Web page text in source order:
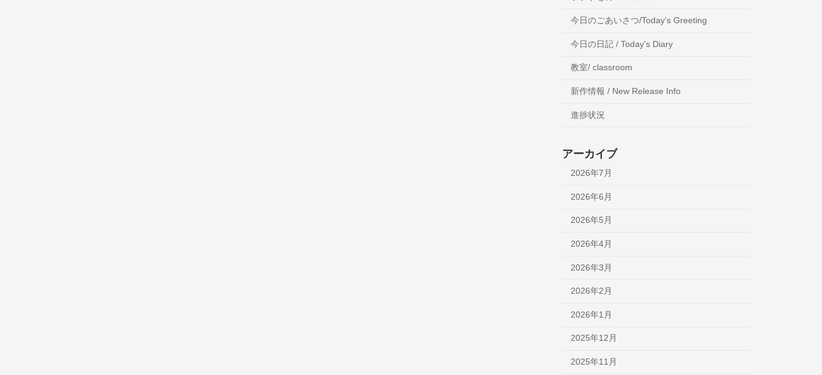
今日のごあいさつ/Today's Greeting
今日の日記 / Today's Diary
教室/ classroom
新作情報 / New Release Info
進捗状況
アーカイブ
2026年7月
2026年6月
2026年5月
2026年4月
2026年3月
2026年2月
2026年1月
2025年12月
2025年11月